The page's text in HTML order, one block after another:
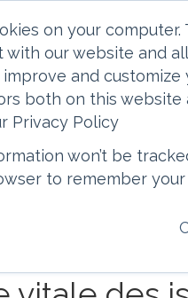
on your
our website and
and
both on this
Privacy Policy
won’t be
to remember
de cet article est
de traduction et n'est
anglaise doit être